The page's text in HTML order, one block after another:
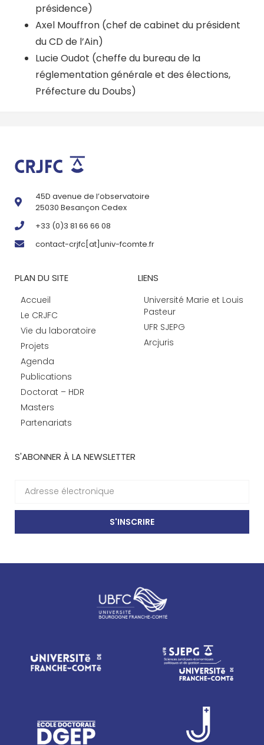
présidence)
Axel Mouffron (chef de cabinet du président
du CD de l’Ain)
Lucie Oudot (cheffe du bureau de la
réglementation générale et des élections,
Préfecture du Doubs)
45D avenue de l’observatoire
25030 Besançon Cedex
+33 (0)3 81 66 66 08
contact-crjfc[at]univ-fcomte.fr
PLAN DU SITE
Accueil
Le CRJFC
Vie du laboratoire
Projets
Agenda
Publications
Doctorat – HDR
Masters
Partenariats
LIENS
Université Marie et Louis
Pasteur
UFR SJEPG
Arcjuris
S'ABONNER À LA NEWSLETTER
S'INSCRIRE